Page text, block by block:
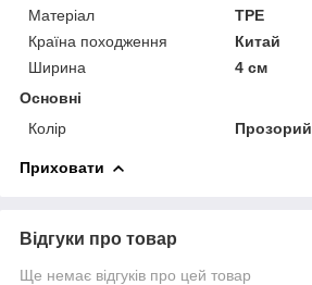
Матеріал
TPE
Країна походження
Китай
Ширина
4 см
Основні
Колір
Прозорий
Приховати
Відгуки про товар
Ще немає відгуків про цей товар